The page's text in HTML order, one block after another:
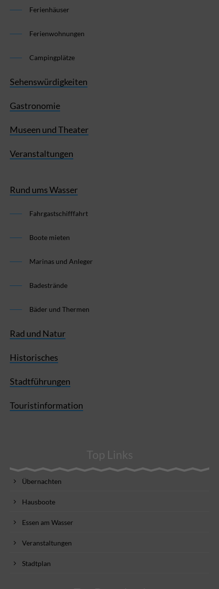
Ferienhäuser
Ferienwohnungen
Campingplätze
Sehenswürdigkeiten
Gastronomie
Museen und Theater
Veranstaltungen
Rund ums Wasser
Fahrgastschifffahrt
Boote mieten
Marinas und Anleger
Badestrände
Bäder und Thermen
Rad und Natur
Historisches
Stadtführungen
Touristinformation
Top Links
Übernachten
Hausboote
Essen am Wasser
Veranstaltungen
Stadtplan